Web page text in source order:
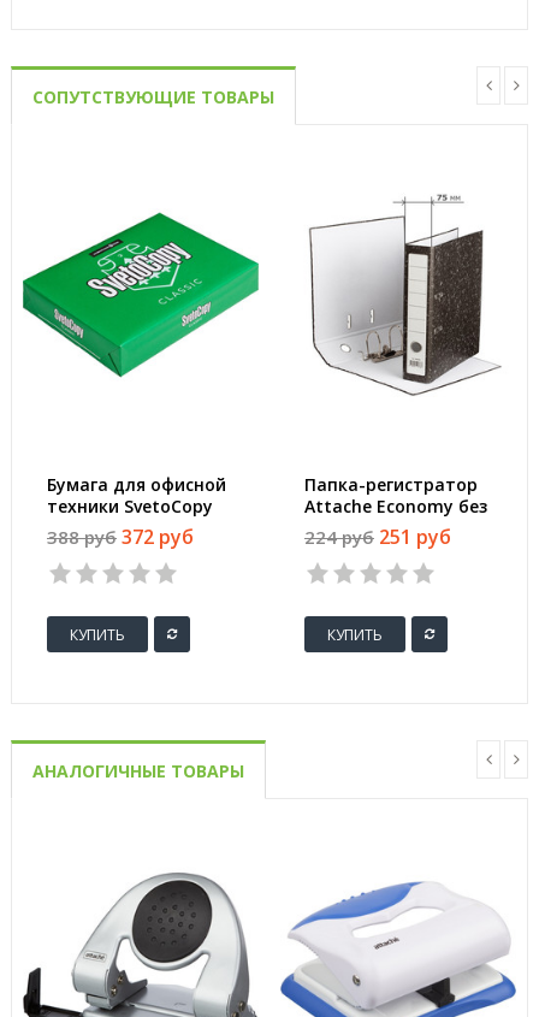
СОПУТСТВУЮЩИЕ ТОВАРЫ
Бумага для офисной
техники SvetoCopy
(A4, марка C, 80 г/
кв.м, 500 листов)
388 руб 372 руб
КУПИТЬ
Папка-регистратор
Attache Economy без
уголка 75 мм черная
224 руб 251 руб
КУПИТЬ
АНАЛОГИЧНЫЕ ТОВАРЫ